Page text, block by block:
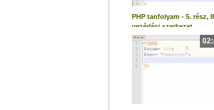
PHP tanfolyam - 5. rész,
vezérlési szerkezet